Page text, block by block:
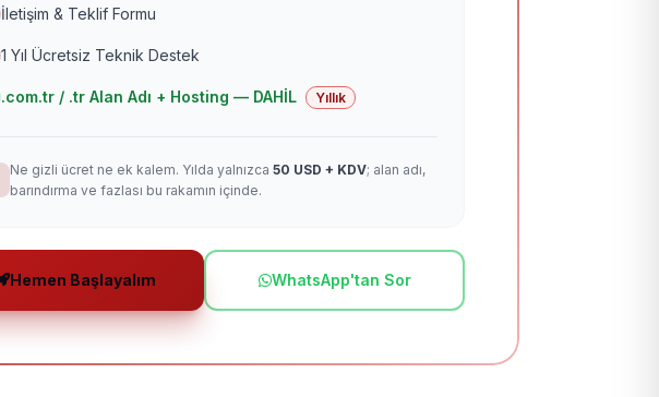
İletişim & Teklif Formu
1 Yıl Ücretsiz Teknik Destek
.com.tr / .tr Alan Adı + Hosting — DAHİL Yıllık
Ne gizli ücret ne ek kalem. Yılda yalnızca 50 USD + KDV; alan adı,
barındırma ve fazlası bu rakamın içinde.
Hemen Başlayalım WhatsApp'tan Sor